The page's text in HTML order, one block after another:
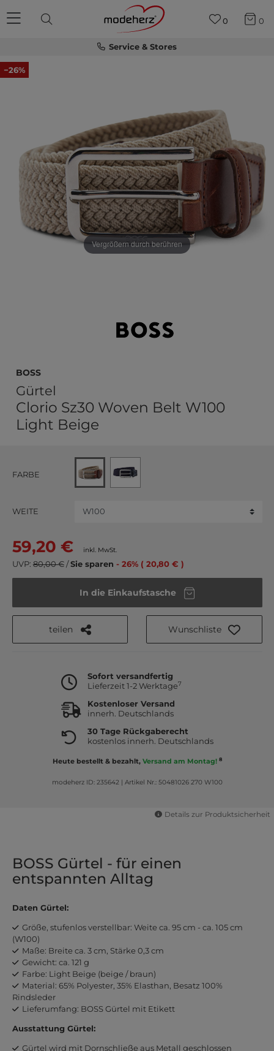
Service & Stores
0 0
−26%
Vergrößern durch berühren
BOSS
Gürtel
Clorio Sz30 Woven Belt W100
Light Beige
FARBE
WEITE
59,20 € inkl. MwSt.
UVP: 80,00 €/Sie sparen - 26% ( 20,80 € )
In die Einkaufstasche
teilen Wunschliste
Sofort versandfertig
Lieferzeit 1-2 Werktage7
Kostenloser Versand
innerh. Deutschlands
30 Tage Rückgaberecht
kostenlos innerh. Deutschlands
Heute bestellt & bezahlt, Versand am Montag! 8
modeherz ID: 235642| Artikel Nr.: 50481026 270 W100
Details zur Produktsicherheit
BOSS Gürtel - für einen
entspannten Alltag
Daten Gürtel:
Größe, stufenlos verstellbar: Weite ca. 95 cm - ca. 105 cm
(W100)
Maße: Breite ca. 3 cm, Stärke 0,3 cm
Gewicht: ca. 121 g
Farbe: Light Beige (beige / braun)
Material: 65% Polyester, 35% Elasthan, Besatz 100%
Rindsleder
Lieferumfang: BOSS Gürtel mit Etikett
Ausstattung Gürtel:
Gürtel wird mit Dornschließe aus Metall geschlossen